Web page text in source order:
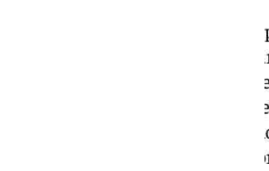
La procesión destaca en
origen la hermandad de
años estaba el tinglado de
próxima la sede canónica, la
las hermanas de la Cruz,
supuesto, la plaza del Obispo